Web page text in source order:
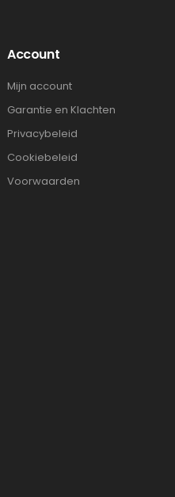
Account
Mijn account
Garantie en Klachten
Privacybeleid
Cookiebeleid
Voorwaarden